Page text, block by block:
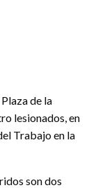
de la
lesionados, en
Trabajo en la
son dos